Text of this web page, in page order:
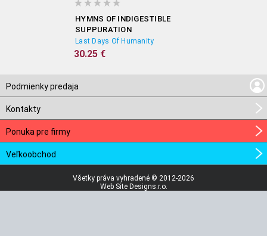
HYMNS OF INDIGESTIBLE
SUPPURATION
Last Days Of Humanity
30.25 €
Podmienky predaja
Kontakty
Ponuka pre firmy
Veľkoobchod
Všetky práva vyhradené © 2012-2026
Web Site Designs.r.o.